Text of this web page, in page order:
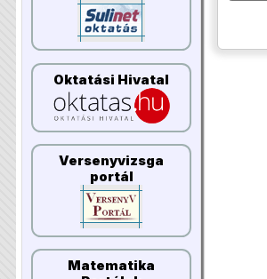
Oktatási Hivatal
Versenyvizsga
portál
Matematika